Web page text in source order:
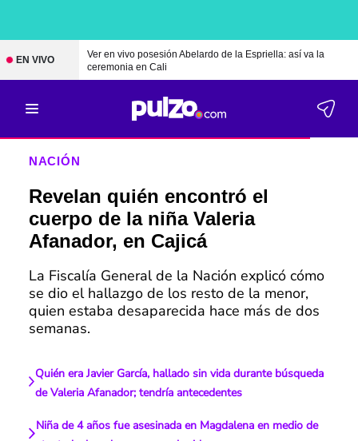
EN VIVO
Ver en vivo posesión Abelardo de la Espriella: así va la
ceremonia en Cali
NACIÓN
Revelan quién encontró el
cuerpo de la niña Valeria
Afanador, en Cajicá
La Fiscalía General de la Nación explicó cómo
se dio el hallazgo de los resto de la menor,
quien estaba desaparecida hace más de dos
semanas.
Quién era Javier García, hallado sin vida durante búsqueda
de Valeria Afanador; tendría antecedentes
Niña de 4 años fue asesinada en Magdalena en medio de